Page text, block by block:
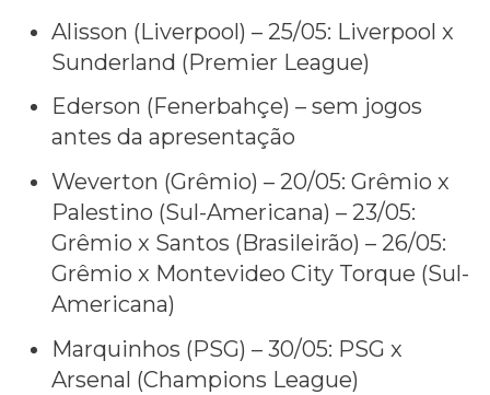
Alisson (Liverpool) – 25/05: Liverpool x
Sunderland (Premier League)
Ederson (Fenerbahçe) – sem jogos
antes da apresentação
Weverton (Grêmio) – 20/05: Grêmio x
Palestino (Sul-Americana) – 23/05:
Grêmio x Santos (Brasileirão) – 26/05:
Grêmio x Montevideo City Torque (Sul-
Americana)
Marquinhos (PSG) – 30/05: PSG x
Arsenal (Champions League)